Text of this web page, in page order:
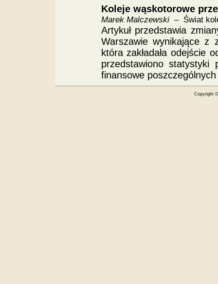
Koleje wąskotorowe
Marek Malczewski– Świat
Artykuł przedstawia
Warszawie wynikające z
która zakładała odejście
przedstawiono
finansowe
Copyright